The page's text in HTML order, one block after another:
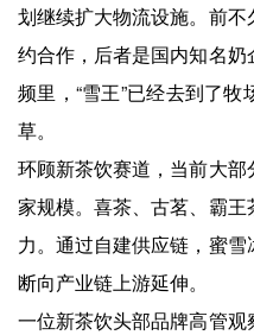
划继续扩大物流设施。前
约合作，后者是国内知名
频里，“雪王”已经去到了
草。
环顾新茶饮赛道，当前大
家规模。喜茶、古茗、霸
力。通过自建供应链，蜜
断向产业链上游延伸。
一位新茶饮头部品牌高管